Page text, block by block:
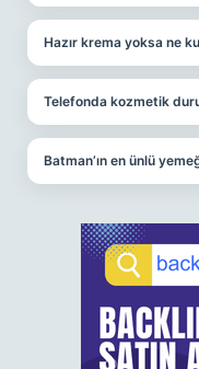
Hazır krema yoksa ne
Telefonda kozmetik
Batman’ın en ünlü